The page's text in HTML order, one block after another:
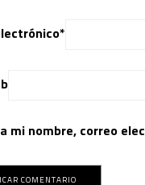
*
mi nombre, correo